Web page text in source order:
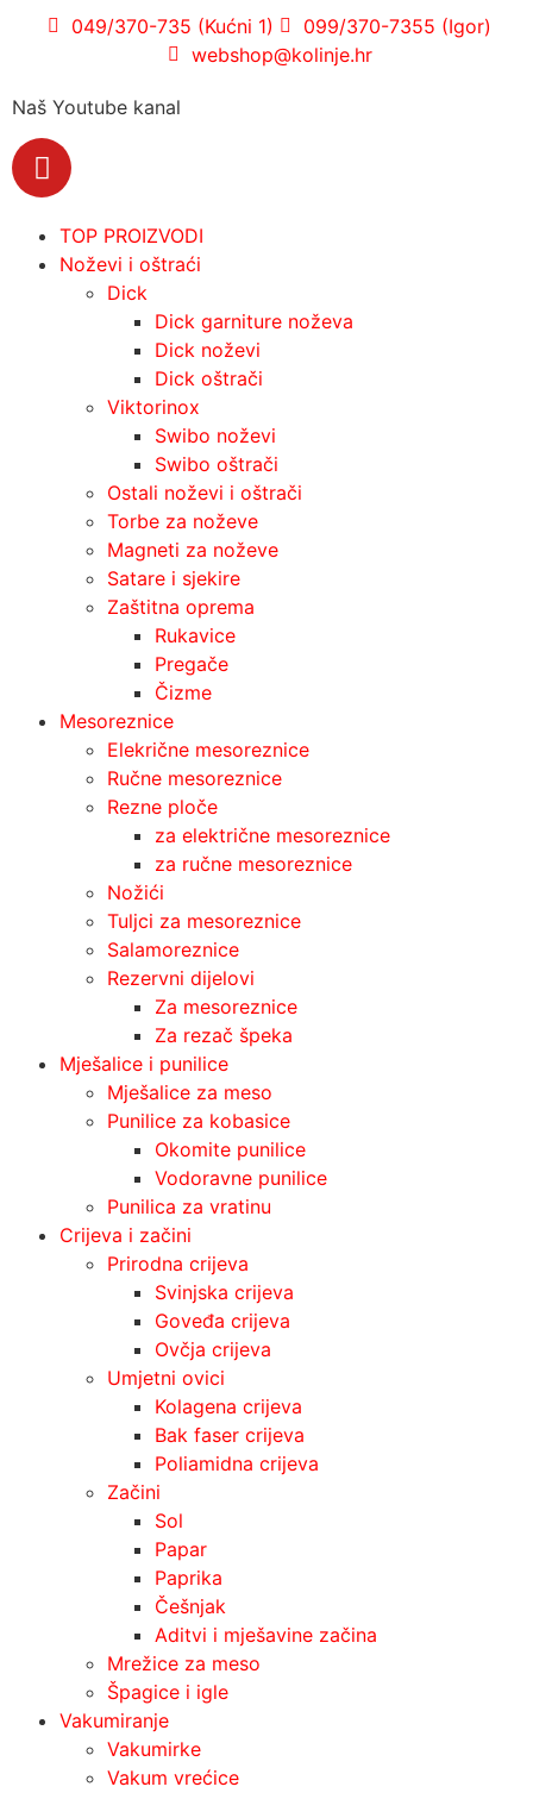
049/370-735 (Kućni 1)
099/370-7355 (Igor)
webshop@kolinje.hr
Naš Youtube kanal
TOP PROIZVODI
Noževi i oštraći
Dick
Dick garniture noževa
Dick noževi
Dick oštrači
Viktorinox
Swibo noževi
Swibo oštrači
Ostali noževi i oštrači
Torbe za noževe
Magneti za noževe
Satare i sjekire
Zaštitna oprema
Rukavice
Pregače
Čizme
Mesoreznice
Elekrične mesoreznice
Ručne mesoreznice
Rezne ploče
za električne mesoreznice
za ručne mesoreznice
Nožići
Tuljci za mesoreznice
Salamoreznice
Rezervni dijelovi
Za mesoreznice
Za rezač špeka
Mješalice i punilice
Mješalice za meso
Punilice za kobasice
Okomite punilice
Vodoravne punilice
Punilica za vratinu
Crijeva i začini
Prirodna crijeva
Svinjska crijeva
Goveđa crijeva
Ovčja crijeva
Umjetni ovici
Kolagena crijeva
Bak faser crijeva
Poliamidna crijeva
Začini
Sol
Papar
Paprika
Češnjak
Aditvi i mješavine začina
Mrežice za meso
Špagice i igle
Vakumiranje
Vakumirke
Vakum vrećice